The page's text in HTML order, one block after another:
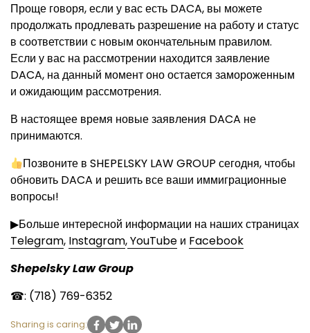
Проще говоря, если у вас есть DACA, вы можете
продолжать продлевать разрешение на работу и статус
в соответствии с новым окончательным правилом.
Если у вас на рассмотрении находится заявление
DACA, на данный момент оно остается замороженным
и ожидающим рассмотрения.
В настоящее время новые заявления DACA не
принимаются.
Позвоните в SHEPELSKY LAW GROUP сегодня, чтобы
обновить DACA и решить все ваши иммиграционные
вопросы!
▶Больше интересной информации на наших страницах
Telegram, Instagram,YouTube и Facebook
Shepelsky Law Group
☎: (718) 769-6352
Sharing is caring: